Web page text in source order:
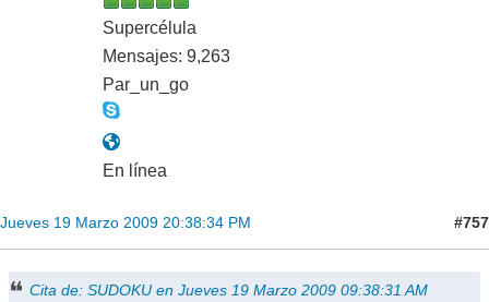
Supercélula
Mensajes: 9,263
Par_un_go
En línea
Jueves 19 Marzo 2009 20:38:34 PM #757
Cita de: SUDOKU en Jueves 19 Marzo 2009 09:38:31 AM